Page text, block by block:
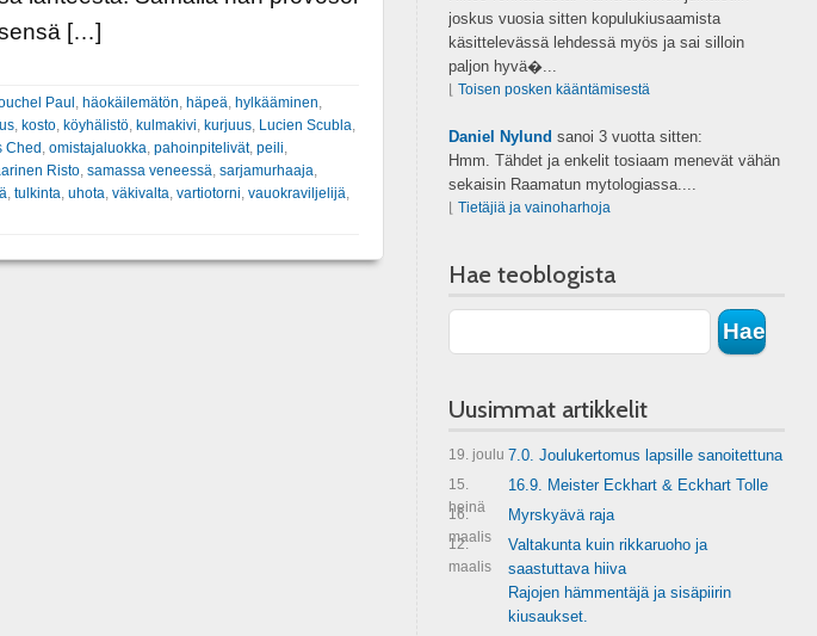
[…]
Paul häokäilemätön häpeä hylkääminen
, kosto, köyhälistö, kulmakivi kurjuus, Lucien Scubla
Ched omistajaluokka pahoinpitelivät, peili
Risto, samassa veneessä sarjamurhaaja
tulkinta uhota väkivalta vartiotorni vauokraviljelijä
joskus vuosia sitten kopulukiusaamista
käsittelevässä lehdessä myös ja sai silloin
paljon hyvä�...
Toisen posken kääntämisestä
Daniel Nylund sanoi 3 vuotta sitten:
Hmm. Tähdet ja enkelit tosiaam menevät vähän
sekaisin Raamatun mytologiassa....
Tietäjiä ja vainoharhoja
Hae teoblogista
Uusimmat artikkelit
19. joulu 7.0. Joulukertomus lapsille sanoitettuna
15.
heinä
16.9. Meister Eckhart & Eckhart Tolle
16.
maalis
Myrskyävä raja
12.
maalis
Valtakunta kuin rikkaruoho ja
saastuttava hiiva
Rajojen hämmentäjä ja sisäpiirin
kiusaukset.